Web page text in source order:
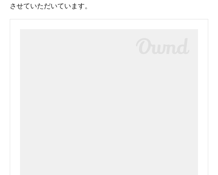
させていただいています。